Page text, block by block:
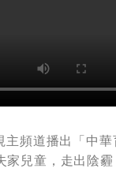
主頻道播出「中華
家兒童，走出陰霾